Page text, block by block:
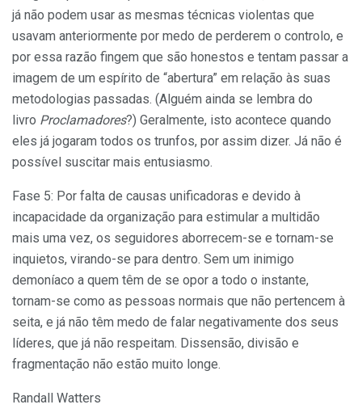
já não podem usar as mesmas técnicas violentas que
usavam anteriormente por medo de perderem o controlo, e
por essa razão fingem que são honestos e tentam passar a
imagem de um espírito de “abertura” em relação às suas
metodologias passadas. (Alguém ainda se lembra do
livro Proclamadores?) Geralmente, isto acontece quando
eles já jogaram todos os trunfos, por assim dizer. Já não é
possível suscitar mais entusiasmo.
Fase 5: Por falta de causas unificadoras e devido à
incapacidade da organização para estimular a multidão
mais uma vez, os seguidores aborrecem-se e tornam-se
inquietos, virando-se para dentro. Sem um inimigo
demoníaco a quem têm de se opor a todo o instante,
tornam-se como as pessoas normais que não pertencem à
seita, e já não têm medo de falar negativamente dos seus
líderes, que já não respeitam. Dissensão, divisão e
fragmentação não estão muito longe.
Randall Watters